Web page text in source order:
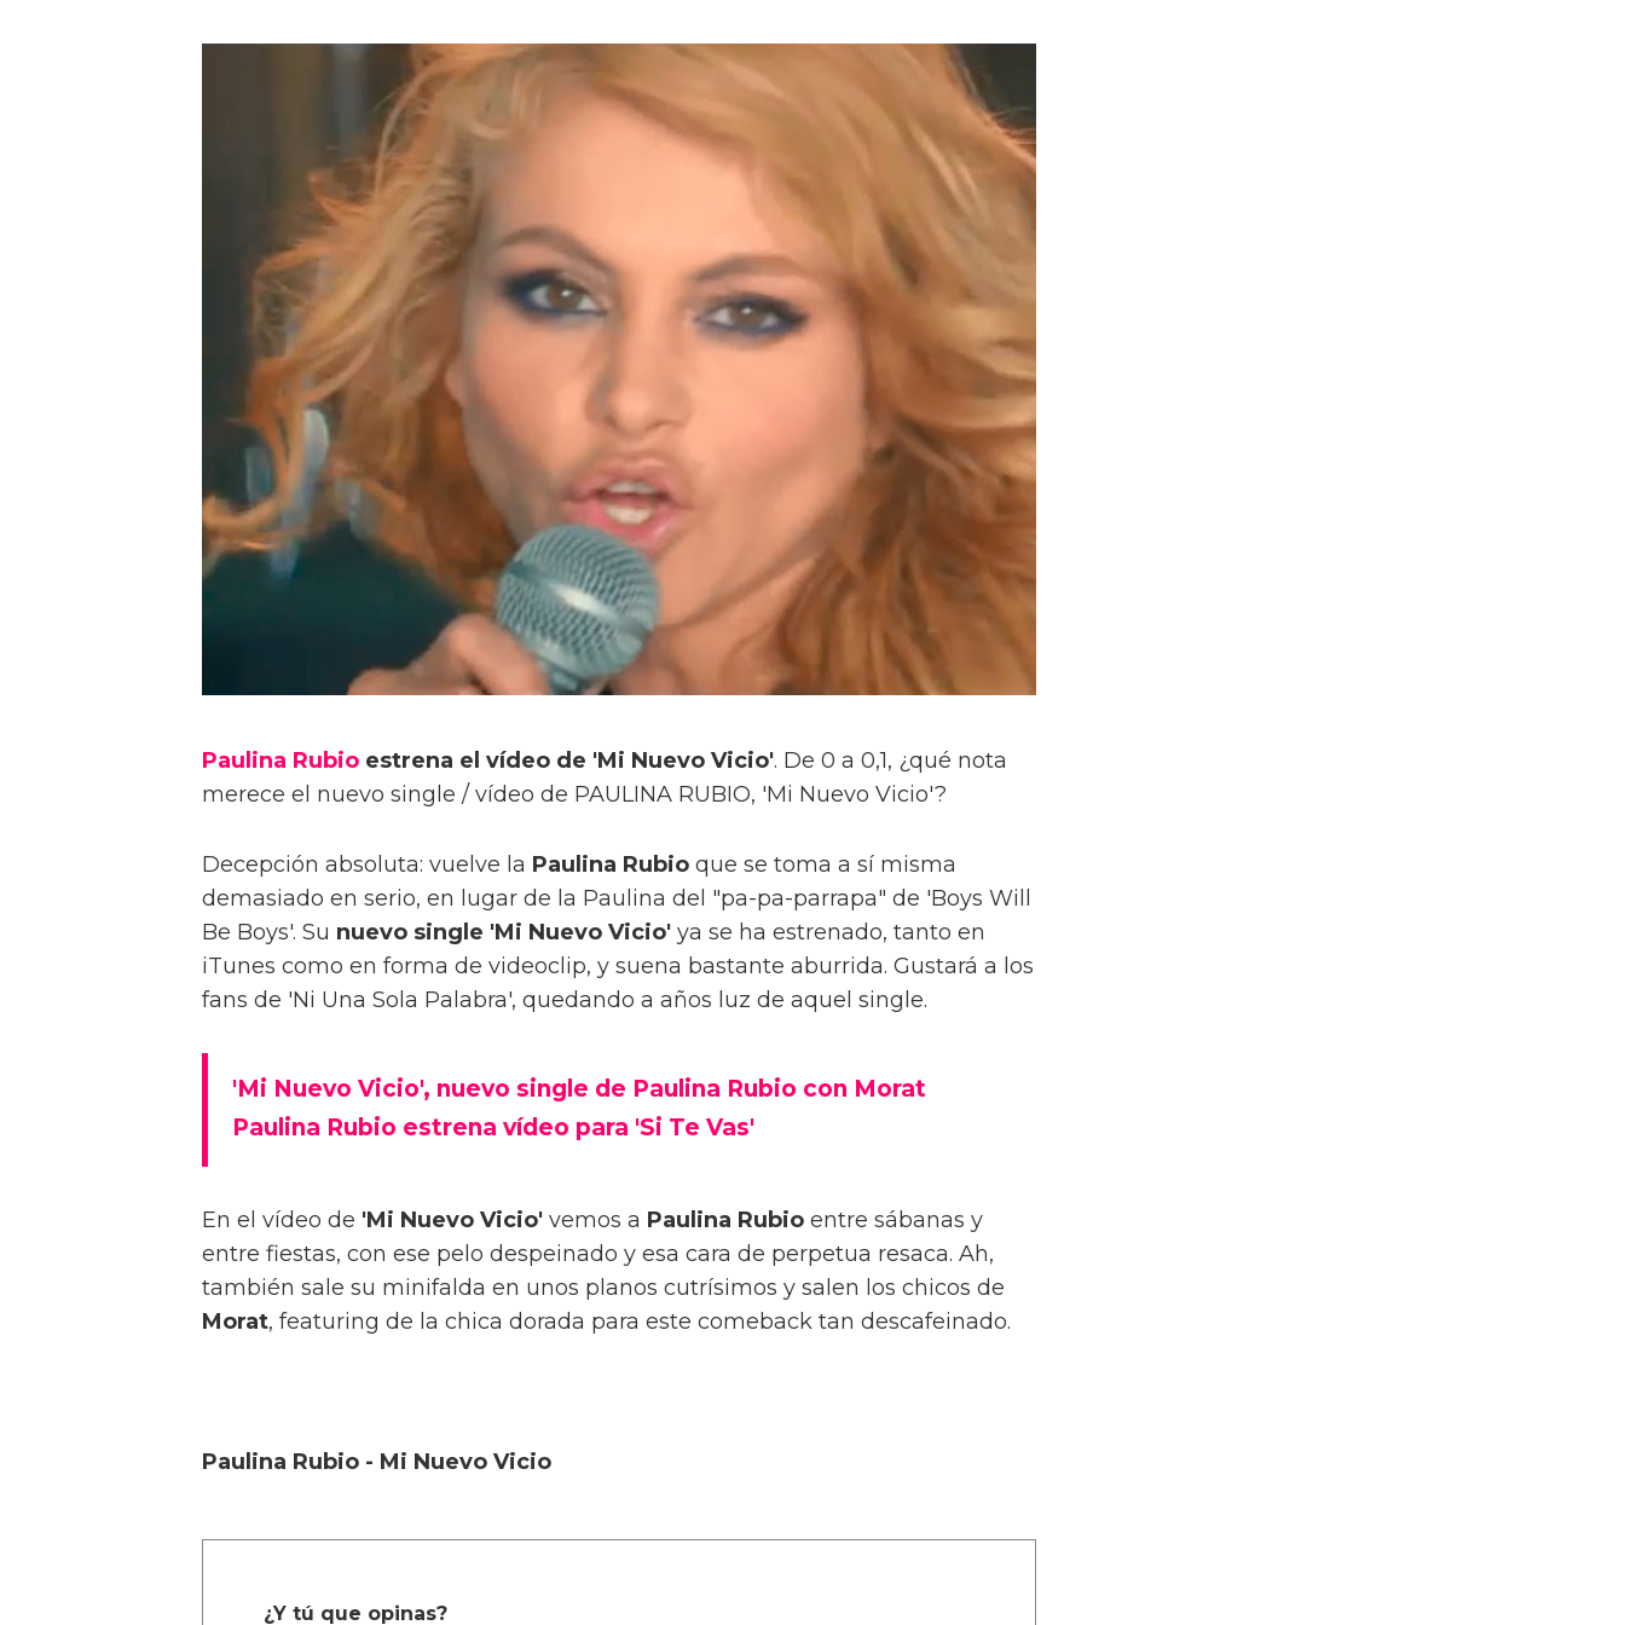
Paulina Rubio estrena el vídeo de 'Mi Nuevo Vicio'. De 0 a 0,1, ¿qué nota
merece el nuevo single / vídeo de PAULINA RUBIO, 'Mi Nuevo Vicio'?
Decepción absoluta: vuelve la Paulina Rubio que se toma a sí misma
demasiado en serio, en lugar de la Paulina del "pa-pa-parrapa" de 'Boys Will
Be Boys'. Su nuevo single 'Mi Nuevo Vicio' ya se ha estrenado, tanto en
iTunes como en forma de videoclip, y suena bastante aburrida. Gustará a los
fans de 'Ni Una Sola Palabra', quedando a años luz de aquel single.
'Mi Nuevo Vicio', nuevo single de Paulina Rubio con Morat
Paulina Rubio estrena vídeo para 'Si Te Vas'
En el vídeo de 'Mi Nuevo Vicio' vemos a Paulina Rubio entre sábanas y
entre fiestas, con ese pelo despeinado y esa cara de perpetua resaca. Ah,
también sale su minifalda en unos planos cutrísimos y salen los chicos de
Morat, featuring de la chica dorada para este comeback tan descafeinado.
Paulina Rubio - Mi Nuevo Vicio
¿Y tú que opinas?